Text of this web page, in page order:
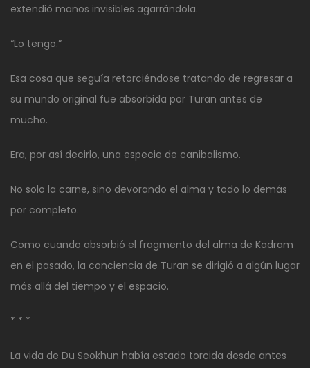
extendió manos invisibles agarrándola.
“Lo tengo.”
Esa cosa que seguía retorciéndose tratando de regresar a
su mundo original fue absorbida por Turan antes de
mucho.
Era, por así decirlo, una especie de canibalismo.
No solo la carne, sino devorando el alma y todo lo demás
por completo.
Como cuando absorbió el fragmento del alma de Kadram
en el pasado, la conciencia de Turan se dirigió a algún lugar
más allá del tiempo y el espacio.
* * *
La vida de Du Seokhun había estado torcida desde antes